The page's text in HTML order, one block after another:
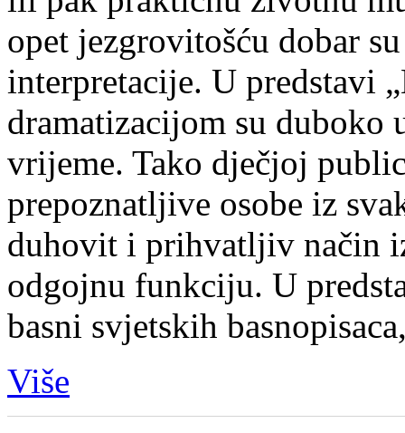
opet jezgrovitošću dobar
interpretacije. U predstavi
dramatizacijom su duboko
vrijeme. Tako dječjoj
prepoznatljive osobe iz
duhovit i prihvatljiv način
odgojnu funkciju. U
basni svjetskih
Više